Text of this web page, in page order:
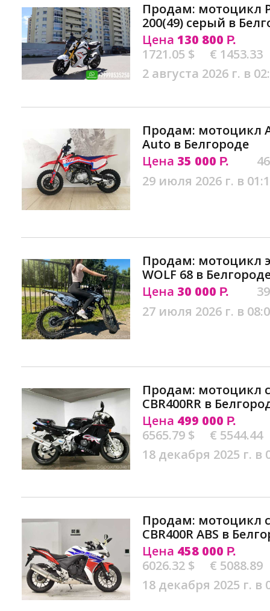
Продам: мотоцикл
200(49) серый в
Цена 130 800 Р.
1721.05 $
€ 1453.33
2 августа 2026 г. в
Продам: мотоцикл
Auto в Белгороде
Цена 35 000 Р.
29 июля 2026 г. в
Продам: мотоцикл
WОLF 68 в
Цена 30 000 Р.
27 июля 2026 г. в
Продам: мотоцикл
CBR400RR в
Цена 499 000 Р.
6565.79 $
€ 5544.44
18 декабря 2025 г. в
Продам: мотоцикл
CBR400R ABS в
Цена 458 000 Р.
6026.32 $
€ 5088.89
18 декабря 2025 г. в